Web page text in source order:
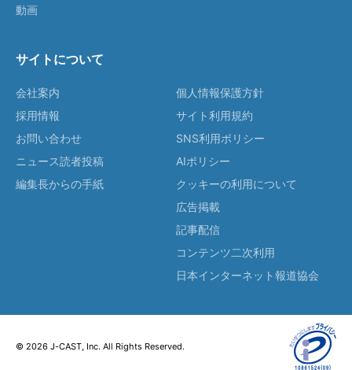
動画
サイトについて
会社案内
採用情報
お問い合わせ
ニュース読者投稿
編集長からの手紙
個人情報保護方針
サイト利用規約
SNS利用ポリシー
AIポリシー
クッキーの利用について
広告掲載
記事配信
コンテンツ二次利用
日本インターネット報道協会
© 2026 J-CAST, Inc. All Rights Reserved.